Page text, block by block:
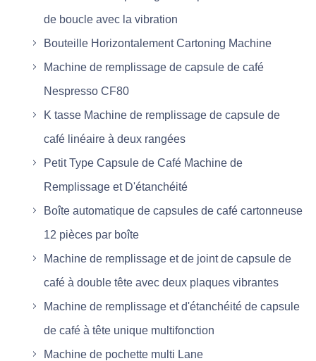
de boucle avec la vibration
Bouteille Horizontalement Cartoning Machine
Machine de remplissage de capsule de café
Nespresso CF80
K tasse Machine de remplissage de capsule de
café linéaire à deux rangées
Petit Type Capsule de Café Machine de
Remplissage et D'étanchéité
Boîte automatique de capsules de café cartonneuse
12 pièces par boîte
Machine de remplissage et de joint de capsule de
café à double tête avec deux plaques vibrantes
Machine de remplissage et d'étanchéité de capsule
de café à tête unique multifonction
Machine de pochette multi Lane